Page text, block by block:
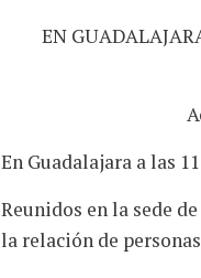
EN
En Guadalajara a las
Reunidos en la sede
la relación de